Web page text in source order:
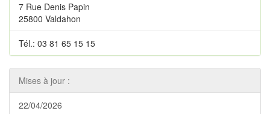
7 Rue Denis Papin
25800 Valdahon
Tél.: 03 81 65 15 15
Mises à jour :
22/04/2026